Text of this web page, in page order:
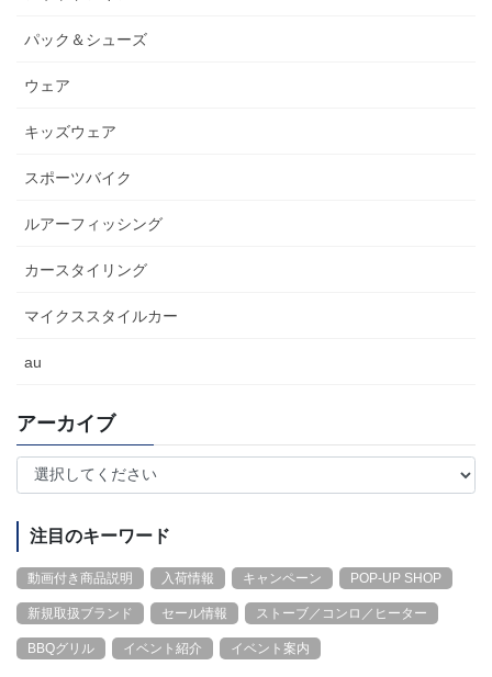
パック＆シューズ
ウェア
キッズウェア
スポーツバイク
ルアーフィッシング
カースタイリング
マイクススタイルカー
au
アーカイブ
注目のキーワード
動画付き商品説明 入荷情報 キャンペーン POP-UP SHOP
新規取扱ブランド セール情報 ストーブ／コンロ／ヒーター
BBQグリル イベント紹介 イベント案内